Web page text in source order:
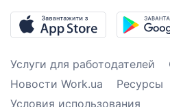
Услуги для работодателей
Новости Work.ua
Ресурсы
Условия использования